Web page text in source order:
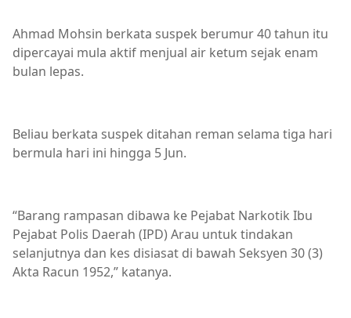
Ahmad Mohsin berkata suspek berumur 40 tahun itu
dipercayai mula aktif menjual air ketum sejak enam
bulan lepas.
Beliau berkata suspek ditahan reman selama tiga hari
bermula hari ini hingga 5 Jun.
“Barang rampasan dibawa ke Pejabat Narkotik Ibu
Pejabat Polis Daerah (IPD) Arau untuk tindakan
selanjutnya dan kes disiasat di bawah Seksyen 30 (3)
Akta Racun 1952,” katanya.